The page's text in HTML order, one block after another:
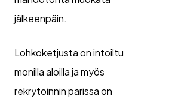
jälkeenpäin.
Lohkoketjusta on intoiltu
monilla aloilla ja myös
rekrytoinnin parissa on